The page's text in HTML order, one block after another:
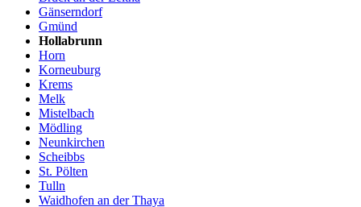
Gänserndorf
Gmünd
Hollabrunn
Horn
Korneuburg
Krems
Melk
Mistelbach
Mödling
Neunkirchen
Scheibbs
St. Pölten
Tulln
Waidhofen an der Thaya